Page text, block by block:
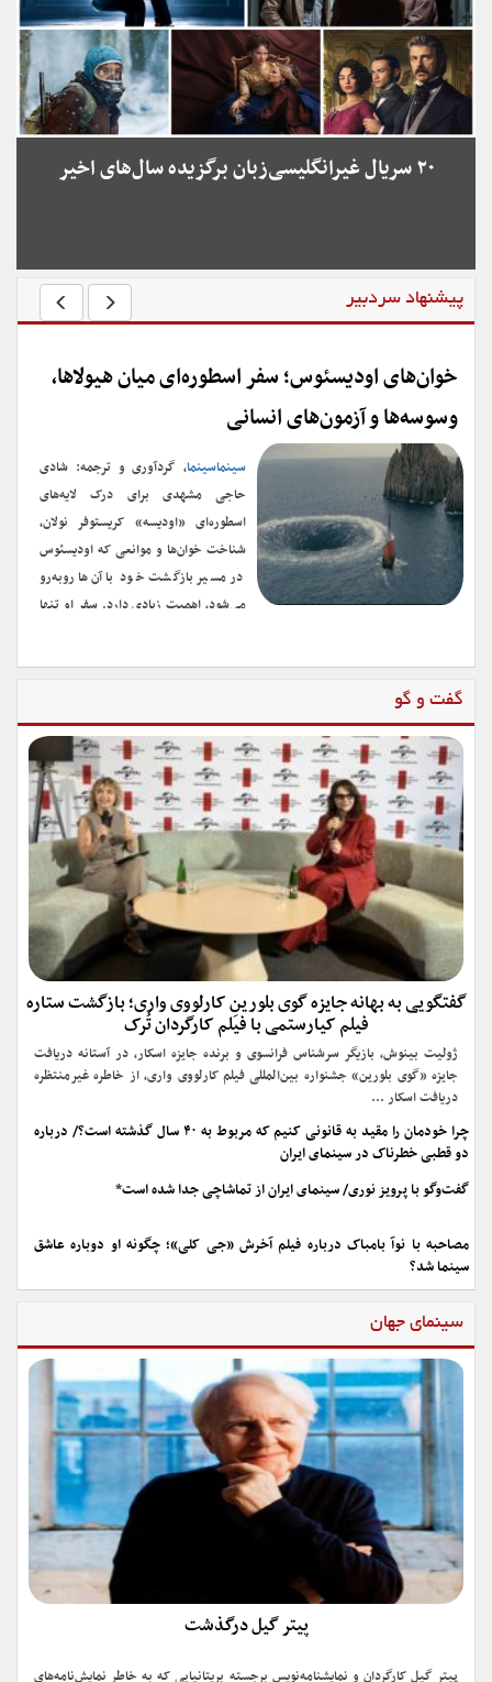
۲۰ سریال غیرانگلیسی‌زبان برگزیده سال‌های اخیر
پیشنهاد سردبیر
خوان‌های اودیسئوس؛ سفر اسطوره‌ای میان هیولاها،
وسوسه‌ها و آزمون‌های انسانی
سینماسینما، گردآوری و ترجمه: شادی
حاجی مشهدی برای درک لایه‌های
اسطوره‌ای «اودیسه» کریستوفر نولان،
شناخت خوان‌ها و موانعی که اودیسئوس
در مسیر بازگشت خود با آن‌ها روبه‌رو
می‌شود، اهمیت زیادی دارد. سفر او تنها
گفت و گو
گفتگویی به بهانه جایزه گوی بلورینِ کارلووی واری؛ بازگشت ستاره
فیلم کیارستمی با فیلم کارگردان تُرک
ژولیت بینوش، بازیگر سرشناس فرانسوی و برنده جایزه اسکار، در آستانه دریافت
جایزه «گوی بلورین» جشنواره بین‌المللی فیلم کارلووی واری، از خاطره غیرمنتظره
دریافت اسکار ...
چرا خودمان را مقید به قانونی کنیم که مربوط به ۴۰ سال گذشته است؟/ درباره
دو قطبی خطرناک در سینمای ایران
گفت‌وگو با پرویز نوری/ سینمای ایران از تماشاچی جدا شده است*
مصاحبه با نوآ بامباک درباره فیلم آخرش «جی کلی»؛ چگونه او دوباره عاشق
سینما شد؟
سینمای جهان
پیتر گیل درگذشت
پیتر گیل کارگردان و نمایشنامه‌نویس برجسته بریتانیایی که به خاطر نمایش‌نامه‌های